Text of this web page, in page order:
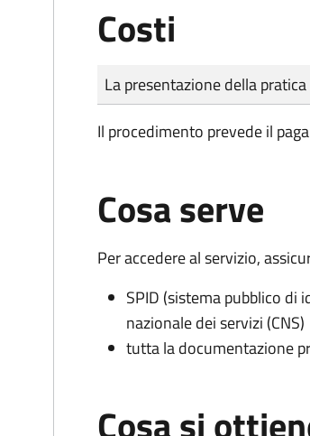
Costi
Tipo di pagamento
Importo
La presentazione della
Il procedimento prevede il
Cosa serve
Per accedere al servizio,
SPID (sistema pubblico di
nazionale dei servizi (CNS)
tutta la documentazione